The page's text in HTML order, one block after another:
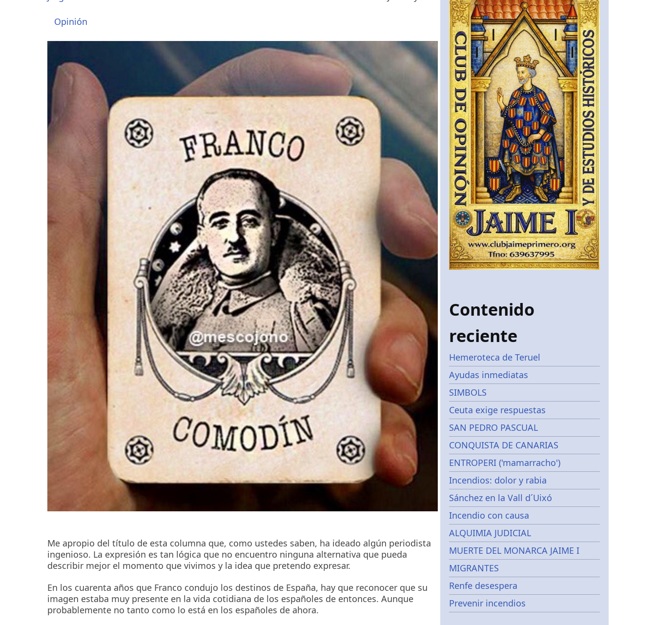
Opinión
Me apropio del título de esta columna que, como ustedes saben, ha ideado algún periodista
ingenioso. La expresión es tan lógica que no encuentro ninguna alternativa que pueda
describir mejor el momento que vivimos y la idea que pretendo expresar.
En los cuarenta años que Franco condujo los destinos de España, hay que reconocer que su
imagen estaba muy presente en la vida cotidiana de los españoles de entonces. Aunque
probablemente no tanto como lo está en los españoles de ahora.
Contenido
reciente
Hemeroteca de Teruel
Ayudas inmediatas
SIMBOLS
Ceuta exige respuestas
SAN PEDRO PASCUAL
CONQUISTA DE CANARIAS
ENTROPERI ('mamarracho')
Incendios: dolor y rabia
Sánchez en la Vall d´Uixó
Incendio con causa
ALQUIMIA JUDICIAL
MUERTE DEL MONARCA JAIME I
MIGRANTES
Renfe desespera
Prevenir incendios